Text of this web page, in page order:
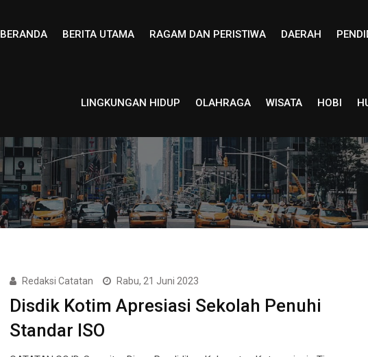
BERANDA BERITA UTAMA RAGAM DAN PERISTIWA DAERAH
LINGKUNGAN HIDUP OLAHRAGA WISATA HOBI
Redaksi Catatan Rabu, 21 Juni 2023
Disdik Kotim Apresiasi Sekolah Penuhi
Standar ISO